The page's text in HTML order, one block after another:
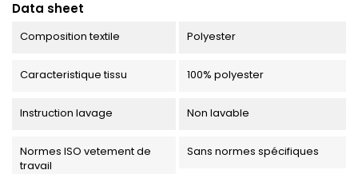
Data sheet
Composition textile Polyester
Caracteristique tissu 100% polyester
Instruction lavage Non lavable
Normes ISO vetement de
travail
Sans normes spécifiques